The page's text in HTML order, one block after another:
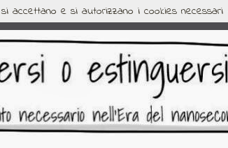
accettano e si autorizzano i cookies necessari